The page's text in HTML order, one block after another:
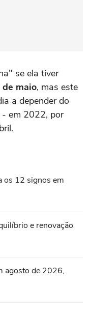
se ela tiver
maio, mas este
a depender do
- em 2022, por
os 12 signos em
e renovação
agosto de 2026,